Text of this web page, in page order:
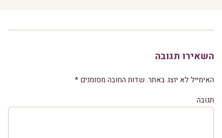
השאירו תגובה
האימייל לא יוצג באתר. שדות החובה מסומנים *
תגובה